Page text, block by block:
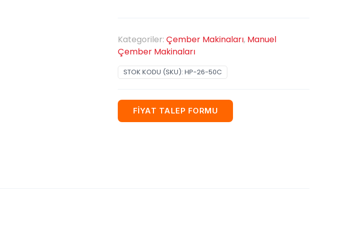
Kategoriler: Çember Makinaları, Manuel
Çember Makinaları
STOK KODU (SKU): HP-26-50C
FİYAT TALEP FORMU